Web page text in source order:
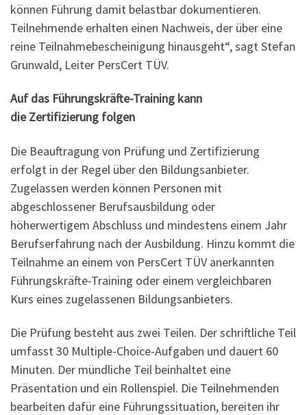
können Führung damit belastbar dokumentieren.
Teilnehmende erhalten einen Nachweis, der über eine
reine Teilnahmebescheinigung hinausgeht“, sagt Stefan
Grunwald, Leiter PersCert TÜV.
Auf das Führungskräfte-Training kann
die Zertifizierung folgen
Die Beauftragung von Prüfung und Zertifizierung
erfolgt in der Regel über den Bildungsanbieter.
Zugelassen werden können Personen mit
abgeschlossener Berufsausbildung oder
höherwertigem Abschluss und mindestens einem Jahr
Berufserfahrung nach der Ausbildung. Hinzu kommt die
Teilnahme an einem von PersCert TÜV anerkannten
Führungskräfte-Training oder einem vergleichbaren
Kurs eines zugelassenen Bildungsanbieters.
Die Prüfung besteht aus zwei Teilen. Der schriftliche Teil
umfasst 30 Multiple-Choice-Aufgaben und dauert 60
Minuten. Der mündliche Teil beinhaltet eine
Präsentation und ein Rollenspiel. Die Teilnehmenden
bearbeiten dafür eine Führungssituation, bereiten ihr